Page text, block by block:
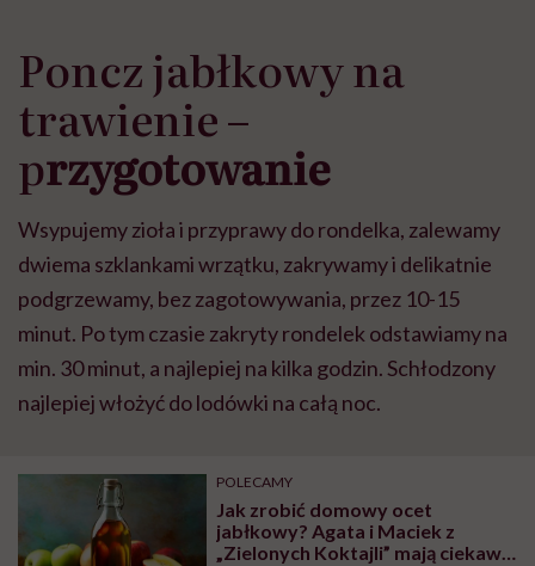
Poncz jabłkowy na
trawienie –
przygotowanie
Wsypujemy zioła i przyprawy do rondelka, zalewamy
dwiema szklankami wrzątku, zakrywamy i delikatnie
podgrzewamy, bez zagotowywania, przez 10-15
minut. Po tym czasie zakryty rondelek odstawiamy na
min. 30 minut, a najlepiej na kilka godzin. Schłodzony
najlepiej włożyć do lodówki na całą noc.
POLECAMY
Jak zrobić domowy ocet
jabłkowy? Agata i Maciek z
„Zielonych Koktajli” mają ciekawy